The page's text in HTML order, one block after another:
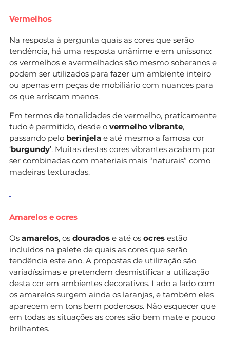
Vermelhos
Na resposta à pergunta quais as cores que serão
tendência, há uma resposta unânime e em uníssono:
os vermelhos e avermelhados são mesmo soberanos e
podem ser utilizados para fazer um ambiente inteiro
ou apenas em peças de mobiliário com nuances para
os que arriscam menos.
Em termos de tonalidades de vermelho, praticamente
tudo é permitido, desde o vermelho vibrante,
passando pelo berinjela e até mesmo a famosa cor
‘burgundy’. Muitas destas cores vibrantes acabam por
ser combinadas com materiais mais “naturais” como
madeiras texturadas.
Amarelos e ocres
Os amarelos, os dourados e até os ocres estão
incluídos na palete de quais as cores que serão
tendência este ano. A propostas de utilização são
variadíssimas e pretendem desmistificar a utilização
desta cor em ambientes decorativos. Lado a lado com
os amarelos surgem ainda os laranjas, e também eles
aparecem em tons bem poderosos. Não esquecer que
em todas as situações as cores são bem mate e pouco
brilhantes.